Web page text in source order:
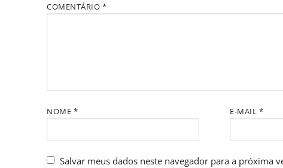
COMENTÁRIO *
NOME * E-MAIL *
Salvar meus dados neste navegador para a próxima